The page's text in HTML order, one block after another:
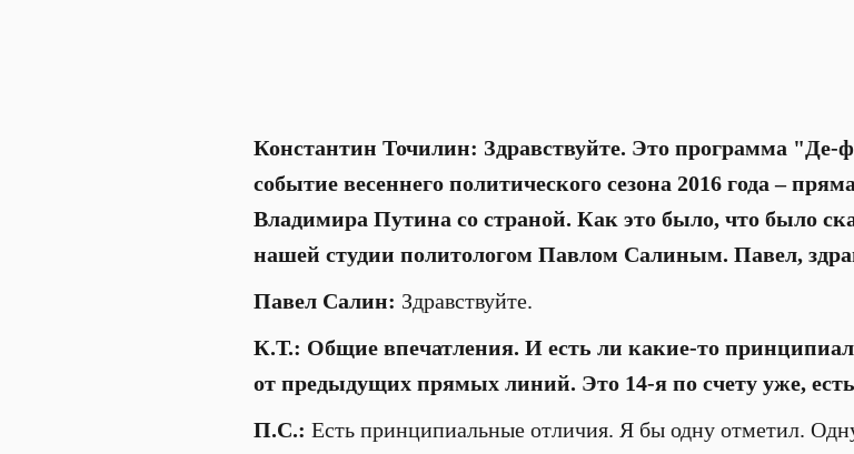
Константин Точилин: Здравствуйте. Это программа "Де-
событие весеннего политического сезона 2016 года –
Владимира Путина со страной. Как это было, что было
нашей студии политологом Павлом Салиным. Павел,
Павел Салин: Здравствуйте.
К.Т.: Общие впечатления. И есть ли какие-то
от предыдущих прямых линий. Это 14-я по счету уже,
П.С.: Есть принципиальные отличия. Я бы одну отметил.